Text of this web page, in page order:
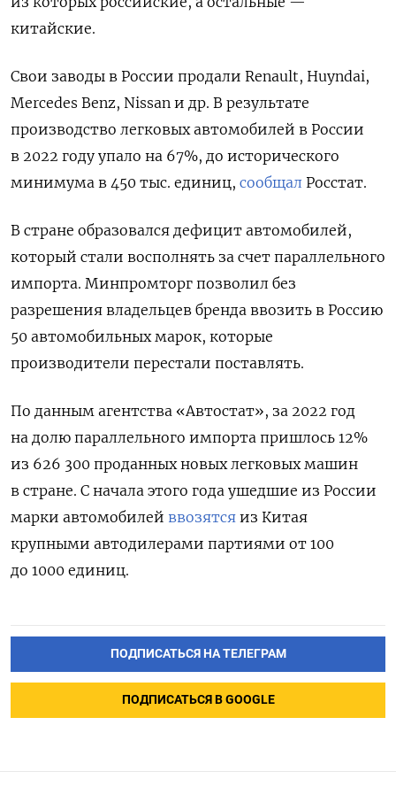
китайские.
Свои заводы в России продали Renault, Huyndai,
Mercedes Benz, Nissan и др. В результате
производство легковых автомобилей в России
в 2022 году упало на 67%, до исторического
минимума в 450 тыс. единиц, сообщал Росстат.
В стране образовался дефицит автомобилей,
который стали восполнять за счет параллельного
импорта. Минпромторг позволил без
разрешения владельцев бренда ввозить в Россию
50 автомобильных марок, которые
производители перестали поставлять.
По данным агентства «Автостат», за 2022 год
на долю параллельного импорта пришлось 12%
из 626 300 проданных новых легковых машин
в стране. С начала этого года ушедшие из России
марки автомобилей ввозятся из Китая
крупными автодилерами партиями от 100
до 1000 единиц.
ПОДПИСАТЬСЯ НА ТЕЛЕГРАМ
ПОДПИСАТЬСЯ В GOOGLE